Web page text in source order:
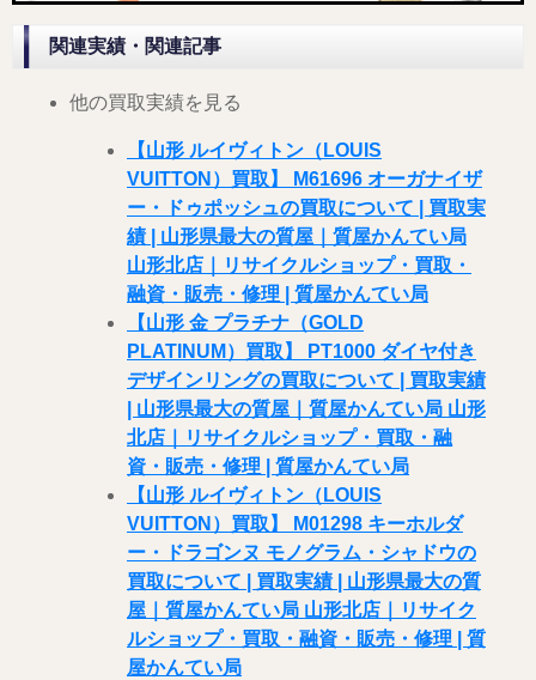
関連実績・関連記事
他の買取実績を見る
【山形 ルイヴィトン（LOUIS
VUITTON）買取】 M61696 オーガナイザ
ー・ドゥポッシュの買取について | 買取実
績 | 山形県最大の質屋｜質屋かんてい局
山形北店｜リサイクルショップ・買取・
融資・販売・修理 | 質屋かんてい局
【山形 金 プラチナ（GOLD
PLATINUM）買取】 PT1000 ダイヤ付き
デザインリングの買取について | 買取実績
| 山形県最大の質屋｜質屋かんてい局 山形
北店｜リサイクルショップ・買取・融
資・販売・修理 | 質屋かんてい局
【山形 ルイヴィトン（LOUIS
VUITTON）買取】 M01298 キーホルダ
ー・ドラゴンヌ モノグラム・シャドウの
買取について | 買取実績 | 山形県最大の質
屋｜質屋かんてい局 山形北店｜リサイク
ルショップ・買取・融資・販売・修理 | 質
屋かんてい局